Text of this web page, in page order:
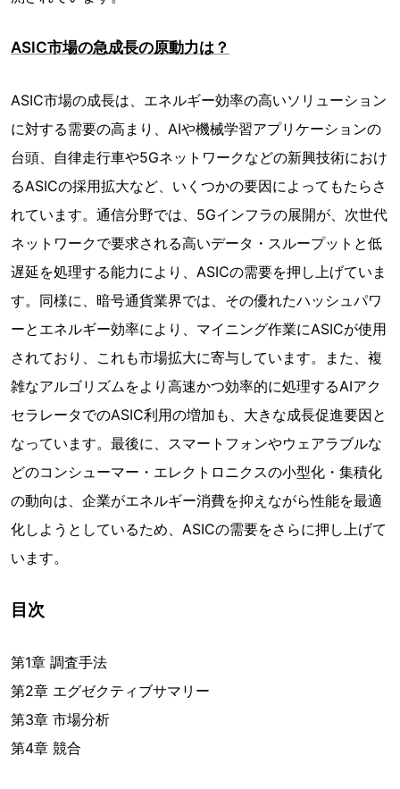
ASIC市場の急成長の原動力は？
ASIC市場の成長は、エネルギー効率の高いソリューション
に対する需要の高まり、AIや機械学習アプリケーションの
台頭、自律走行車や5Gネットワークなどの新興技術におけ
るASICの採用拡大など、いくつかの要因によってもたらさ
れています。通信分野では、5Gインフラの展開が、次世代
ネットワークで要求される高いデータ・スループットと低
遅延を処理する能力により、ASICの需要を押し上げていま
す。同様に、暗号通貨業界では、その優れたハッシュパワ
ーとエネルギー効率により、マイニング作業にASICが使用
されており、これも市場拡大に寄与しています。また、複
雑なアルゴリズムをより高速かつ効率的に処理するAIアク
セラレータでのASIC利用の増加も、大きな成長促進要因と
なっています。最後に、スマートフォンやウェアラブルな
どのコンシューマー・エレクトロニクスの小型化・集積化
の動向は、企業がエネルギー消費を抑えながら性能を最適
化しようとしているため、ASICの需要をさらに押し上げて
います。
目次
第1章 調査手法
第2章 エグゼクティブサマリー
第3章 市場分析
第4章 競合